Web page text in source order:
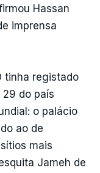
Hassan
imprensa
tinha registado
do país
o palácio
ao de
mais
Jameh de